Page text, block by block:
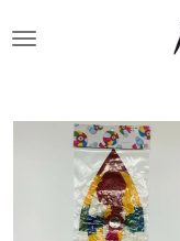
de
hoofdinhoud